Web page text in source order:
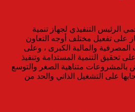
الرئيس التنفيذي لجهاز تنمية
على تفعيل مختلف أوجه التعاون
والمالية الكبرى ، وعلى
تحقيق التنمية المستدامة وتنفيذ
بالمشروعات متناهية الصغر والتوسع
على التشغيل الذاتي والحد من